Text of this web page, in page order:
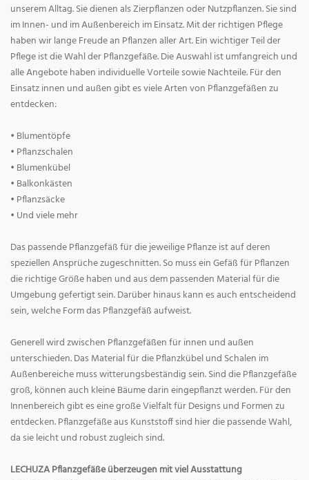
unserem Alltag. Sie dienen als Zierpflanzen oder Nutzpflanzen. Sie sind
im Innen- und im Außenbereich im Einsatz. Mit der richtigen Pflege
haben wir lange Freude an Pflanzen aller Art. Ein wichtiger Teil der
Pflege ist die Wahl der Pflanzgefäße. Die Auswahl ist umfangreich und
alle Angebote haben individuelle Vorteile sowie Nachteile. Für den
Einsatz innen und außen gibt es viele Arten von Pflanzgefäßen zu
entdecken:
• Blumentöpfe
• Pflanzschalen
• Blumenkübel
• Balkonkästen
• Pflanzsäcke
• Und viele mehr
Das passende Pflanzgefäß für die jeweilige Pflanze ist auf deren
speziellen Ansprüche zugeschnitten. So muss ein Gefäß für Pflanzen
die richtige Größe haben und aus dem passenden Material für die
Umgebung gefertigt sein. Darüber hinaus kann es auch entscheidend
sein, welche Form das Pflanzgefäß aufweist.
Generell wird zwischen Pflanzgefäßen für innen und außen
unterschieden. Das Material für die Pflanzkübel und Schalen im
Außenbereiche muss witterungsbeständig sein. Sind die Pflanzgefäße
groß, können auch kleine Bäume darin eingepflanzt werden. Für den
Innenbereich gibt es eine große Vielfalt für Designs und Formen zu
entdecken. Pflanzgefäße aus Kunststoff sind hier die passende Wahl,
da sie leicht und robust zugleich sind.
LECHUZA Pflanzgefäße überzeugen mit viel Ausstattung